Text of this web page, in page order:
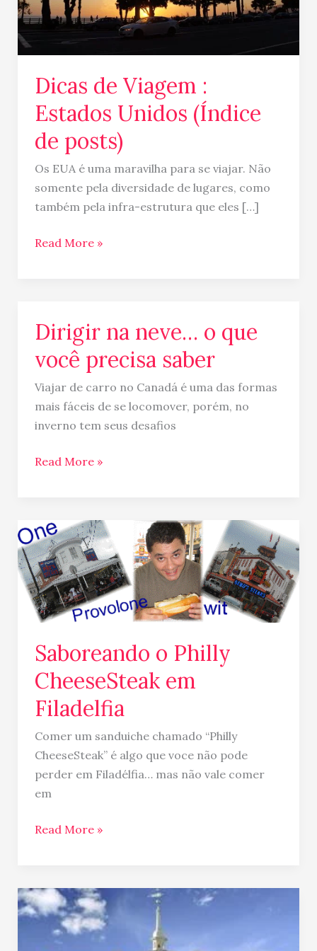
Dicas de Viagem :
Estados Unidos (Índice
de posts)
Os EUA é uma maravilha para se viajar. Não
somente pela diversidade de lugares, como
também pela infra-estrutura que eles […]
de
Read More »
Dirigir na neve… o que
você precisa saber
Viajar de carro no Canadá é uma das formas
mais fáceis de se locomover, porém, no
inverno tem seus desafios
Dirigir
neve…
o
que
você
saber
Read More »
Saboreando o Philly
CheeseSteak em
Filadelfia
Comer um sanduiche chamado “Philly
CheeseSteak” é algo que voce não pode
perder em Filadélfia… mas não vale comer
em
Saboreando
o
Philly
CheeseSteak
em
Filadelfia
Read More »
Filadélfia
–